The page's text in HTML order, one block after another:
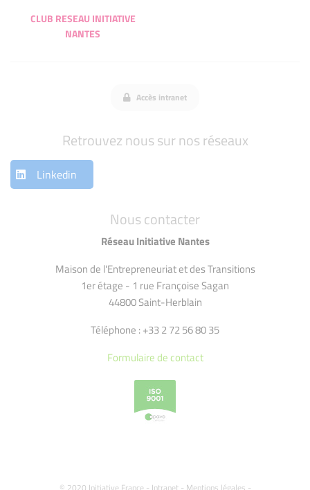
Nous contacter
Réseau Initiative Nantes
Maison de l'Entrepreneuriat et des Transitions
1er étage - 1 rue Françoise Sagan
44800 Saint-Herblain
Téléphone : +33 2 72 56 80 35
Formulaire de contact
CLUB RESEAU INITIATIVE
NANTES
Accès intranet
Retrouvez nous sur nos réseaux
Linkedin